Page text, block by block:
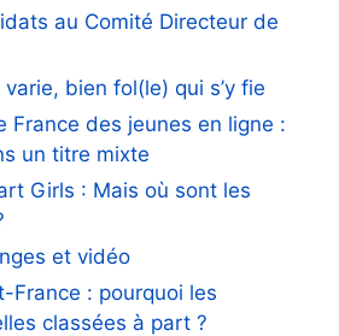
au Comité Directeur de
bien fol(le) qui s’y fie
France des jeunes en ligne :
un titre mixte
Girls : Mais où sont les
et vidéo
France : pourquoi les
classées à part ?